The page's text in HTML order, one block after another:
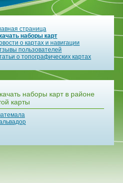
страница
наборы карт
о картах и навигации
пользователей
о топографических картах
наборы карт в районе
карты